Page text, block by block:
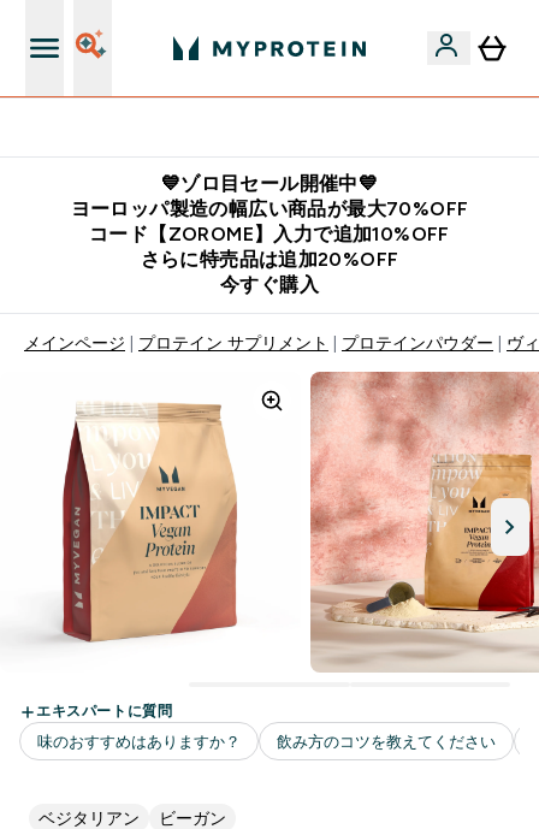
💙ゾロ目セール開催中💙
ヨーロッパ製造の幅広い商品が最大70%OFF
コード【ZOROME】入力で追加10%OFF
さらに特売品は追加20%OFF
今すぐ購入
メインページ プロテイン サプリメント プロテインパウダー ヴ
ベジタリアン ビーガン